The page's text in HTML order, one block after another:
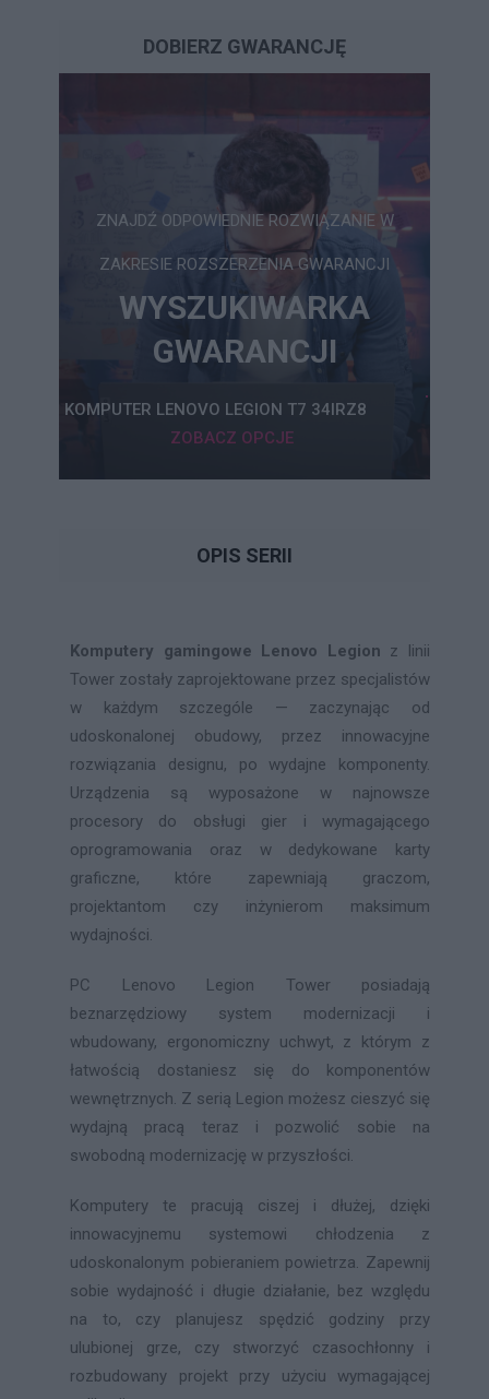
DOBIERZ GWARANCJĘ
ZNAJDŹ ODPOWIEDNIE ROZWIĄZANIE W
ZAKRESIE ROZSZERZENIA GWARANCJI
WYSZUKIWARKA
GWARANCJI
KOMPUTER LENOVO LEGION T7 34IRZ8
ZOBACZ OPCJE
OPIS SERII
Komputery gamingowe Lenovo Legion z linii
Tower zostały zaprojektowane przez specjalistów
w każdym szczególe — zaczynając od
udoskonalonej obudowy, przez innowacyjne
rozwiązania designu, po wydajne komponenty.
Urządzenia są wyposażone w najnowsze
procesory do obsługi gier i wymagającego
oprogramowania oraz w dedykowane karty
graficzne, które zapewniają graczom,
projektantom czy inżynierom maksimum
wydajności.
PC Lenovo Legion Tower posiadają
beznarzędziowy system modernizacji i
wbudowany, ergonomiczny uchwyt, z którym z
łatwością dostaniesz się do komponentów
wewnętrznych. Z serią Legion możesz cieszyć się
wydajną pracą teraz i pozwolić sobie na
swobodną modernizację w przyszłości.
Komputery te pracują ciszej i dłużej, dzięki
innowacyjnemu systemowi chłodzenia z
udoskonalonym pobieraniem powietrza. Zapewnij
sobie wydajność i długie działanie, bez względu
na to, czy planujesz spędzić godziny przy
ulubionej grze, czy stworzyć czasochłonny i
rozbudowany projekt przy użyciu wymagającej